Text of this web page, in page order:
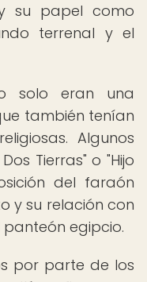
su papel como
terrenal y el
solo eran una
también tenían
Algunos
Tierras" o "Hijo
del faraón
y su relación con
egipcio.
por parte de los